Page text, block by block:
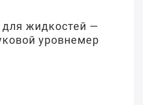
для жидкостей —
уровнемер